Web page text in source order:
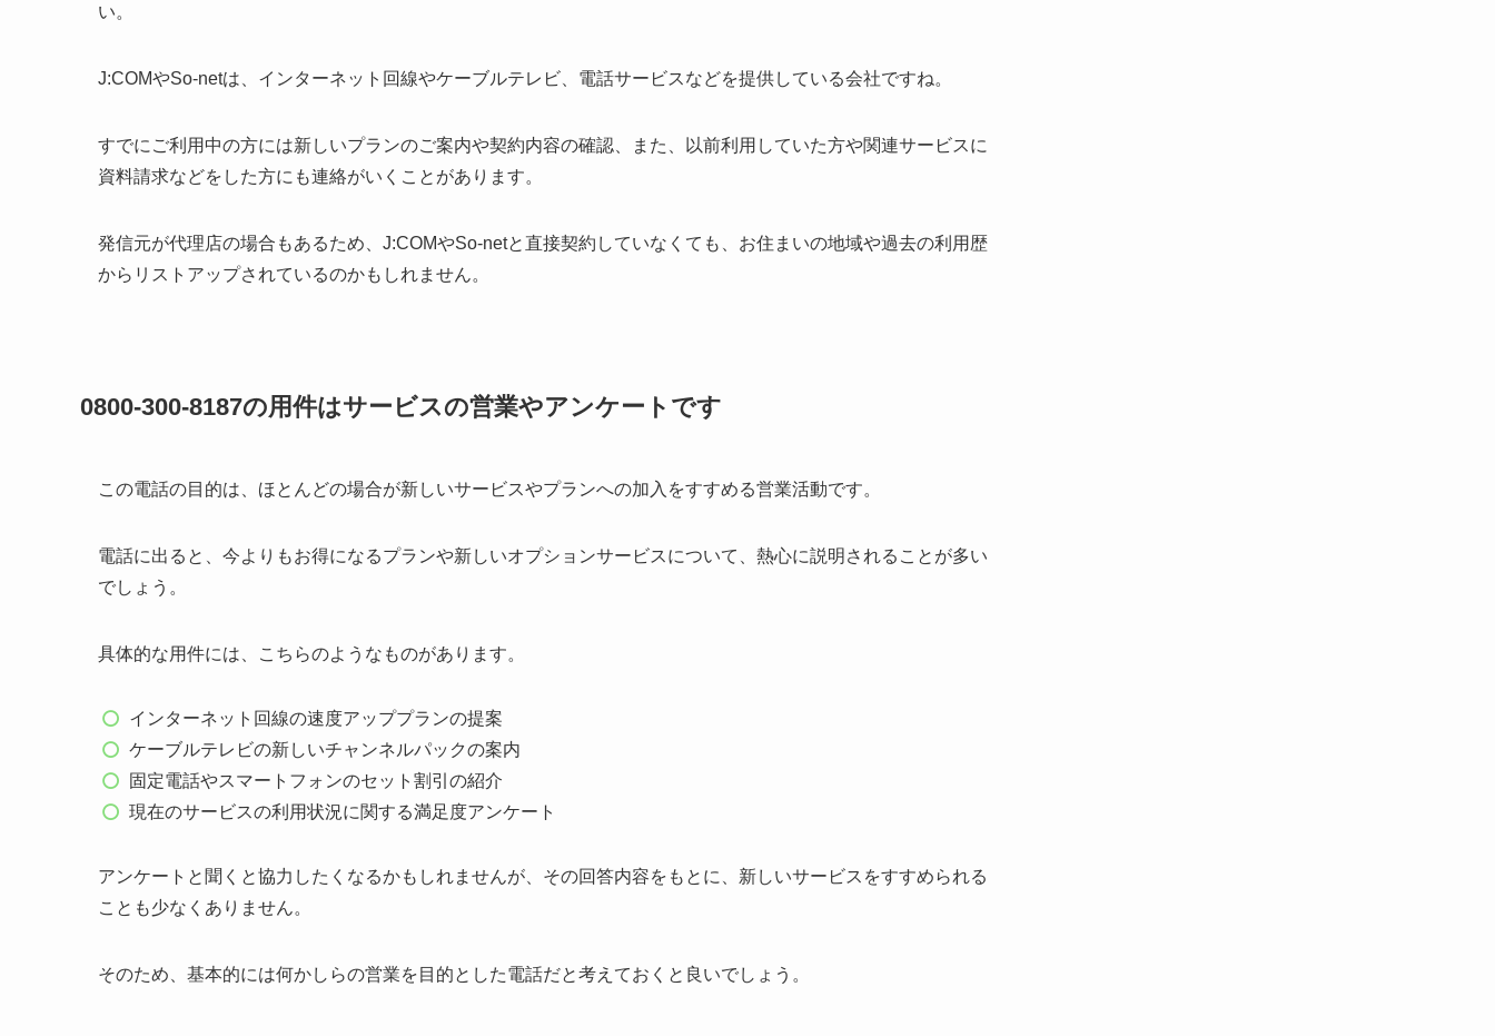
い。
J:COMやSo-netは、インターネット回線やケーブルテレビ、電話サービスなどを提供している会社ですね。
すでにご利用中の方には新しいプランのご案内や契約内容の確認、また、以前利用していた方や関連サービスに
資料請求などをした方にも連絡がいくことがあります。
発信元が代理店の場合もあるため、J:COMやSo-netと直接契約していなくても、お住まいの地域や過去の利用歴
からリストアップされているのかもしれません。
0800-300-8187の用件はサービスの営業やアンケートです
この電話の目的は、ほとんどの場合が新しいサービスやプランへの加入をすすめる営業活動です。
電話に出ると、今よりもお得になるプランや新しいオプションサービスについて、熱心に説明されることが多い
でしょう。
具体的な用件には、こちらのようなものがあります。
インターネット回線の速度アッププランの提案
ケーブルテレビの新しいチャンネルパックの案内
固定電話やスマートフォンのセット割引の紹介
現在のサービスの利用状況に関する満足度アンケート
アンケートと聞くと協力したくなるかもしれませんが、その回答内容をもとに、新しいサービスをすすめられる
ことも少なくありません。
そのため、基本的には何かしらの営業を目的とした電話だと考えておくと良いでしょう。